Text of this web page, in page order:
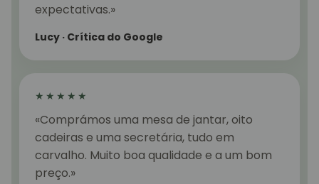
expectativas.»
Lucy · Crítica do Google
★★★★★
«Comprámos uma mesa de jantar, oito
cadeiras e uma secretária, tudo em
carvalho. Muito boa qualidade e a um bom
preço.»